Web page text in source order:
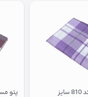
پتو مسافرتی کد 810 سایز